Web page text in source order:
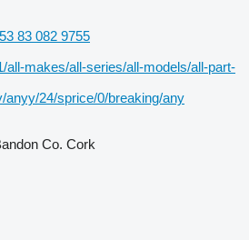
83 082 9755
makes/all-series/all-models/all-part-
24/sprice/0/breaking/any
Co. Cork